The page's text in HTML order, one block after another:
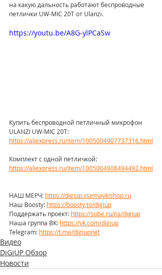
на какую дальность работают беспроводные
петлички UW-MIC 20T от Ulanzi.
https://youtu.be/A8G-ylPCaSw
Купить беспроводной петличный микрофон
ULANZI UW-MIC 20T:
https://aliexpress.ru/item/1005004907737316.html
Комплект с одной петличкой:
https://aliexpress.ru/item/1005004908494492.html
НАШ МЕРЧ: https://digiup.vsemaykishop.ru
Наш Boosty: https://boosty.to/digiup
Поддержать проект: https://sobe.ru/na/digiup
Наша группа ВК: https://vk.com/digiup
Telegram: https://t.me/digiupnet
Видео
DiGiUP Обзор
Новости